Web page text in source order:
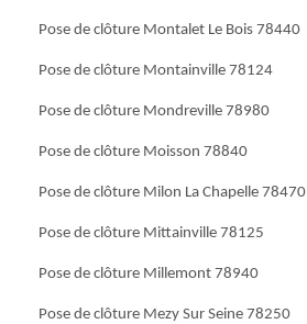
Pose de clôture Montalet Le Bois 78440
Pose de clôture Montainville 78124
Pose de clôture Mondreville 78980
Pose de clôture Moisson 78840
Pose de clôture Milon La Chapelle 78470
Pose de clôture Mittainville 78125
Pose de clôture Millemont 78940
Pose de clôture Mezy Sur Seine 78250